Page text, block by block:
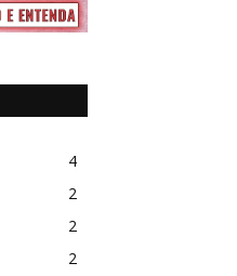
4
2
2
2